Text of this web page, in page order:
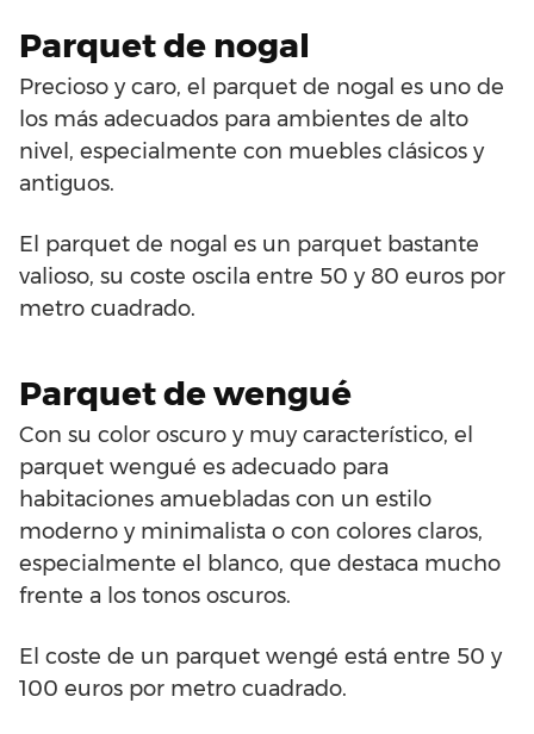
Parquet de nogal
Precioso y caro, el parquet de nogal es uno de
los más adecuados para ambientes de alto
nivel, especialmente con muebles clásicos y
antiguos.
El parquet de nogal es un parquet bastante
valioso, su coste oscila entre 50 y 80 euros por
metro cuadrado.
Parquet de wengué
Con su color oscuro y muy característico, el
parquet wengué es adecuado para
habitaciones amuebladas con un estilo
moderno y minimalista o con colores claros,
especialmente el blanco, que destaca mucho
frente a los tonos oscuros.
El coste de un parquet wengé está entre 50 y
100 euros por metro cuadrado.